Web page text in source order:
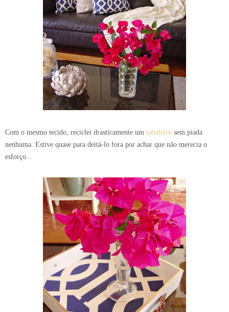
Com o mesmo tecido, reciclei drasticamente um tabuleiro sem piada
nenhuma. Estive quase para deitá-lo fora por achar que não merecia o
esforço...